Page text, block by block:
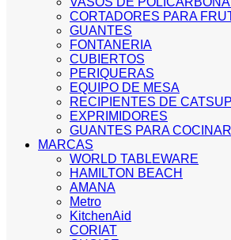
CORTADORES PARA
GUANTES
FONTANERIA
CUBIERTOS
PERIQUERAS
EQUIPO DE MESA
RECIPIENTES DE
EXPRIMIDORES
GUANTES PARA COCINAR
MARCAS
WORLD TABLEWARE
HAMILTON BEACH
AMANA
Metro
KitchenAid
CORIAT